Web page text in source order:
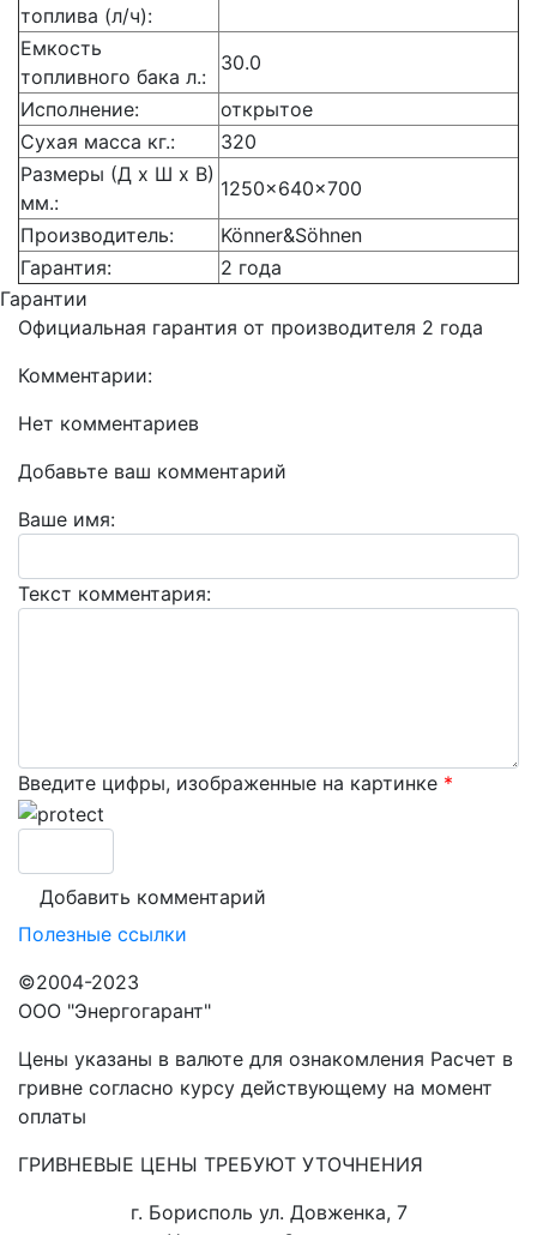
топлива (л/ч):
Емкость
топливного бака л.:
30.0
Исполнение:
открытое
Сухая масса кг.:
320
Размеры (Д x Ш x В)
мм.:
1250×640×700
Производитель:
Könner&Söhnen
Гарантия:
2 года
Гарантии
Официальная гарантия от производителя 2 года
Комментарии:
Нет комментариев
Добавьте ваш комментарий
Ваше имя:
Текст комментария:
Введите цифры, изображенные на картинке *
Полезные ссылки
©2004-2023
ООО "Энергогарант"
Цены указаны в валюте для ознакомления Расчет в
гривне согласно курсу действующему на момент
оплаты
ГРИВНЕВЫЕ ЦЕНЫ ТРЕБУЮТ УТОЧНЕНИЯ
г. Борисполь ул. Довженка, 7